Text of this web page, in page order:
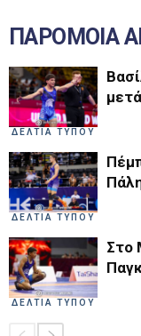
ΠΑΡΟΜΟΙΑ
ΔΕΛΤΙΑ ΤΥΠΟΥ
ΔΕΛΤΙΑ ΤΥΠΟΥ
ΔΕΛΤΙΑ ΤΥΠΟΥ
Στο